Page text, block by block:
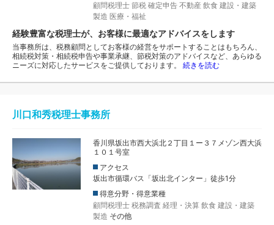
顧問税理士 節税 確定申告 不動産 飲食 建設・建築
製造 医療・福祉
経験豊富な税理士が、お客様に最適なアドバイスをします
当事務所は、税務顧問としてお客様の経営をサポートすることはもちろん、
相続税対策・相続税申告や事業承継、節税対策のアドバイスなど、あらゆる
ニーズに対応したサービスをご提供しております。 続きを読む
川口和秀税理士事務所
香川県坂出市西大浜北２丁目１ー３７メゾン西大浜
１０１号室
アクセス
坂出市循環バス「坂出北インター」徒歩1分
得意分野・得意業種
顧問税理士 税務調査 経理・決算 飲食 建設・建築
製造 その他